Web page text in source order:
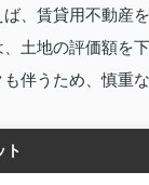
、賃貸用不動産
土地の評価額を
伴うため、慎重な
ト